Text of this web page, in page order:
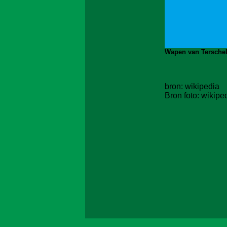
Wapen van
bron: wikipedia
Bron foto: